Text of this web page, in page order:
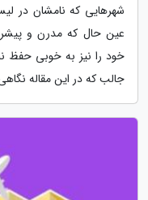
شهرهایی که نامشان در
عین حال که مدرن و
خود را نیز به خوبی حفظ
جالب که در این مقاله